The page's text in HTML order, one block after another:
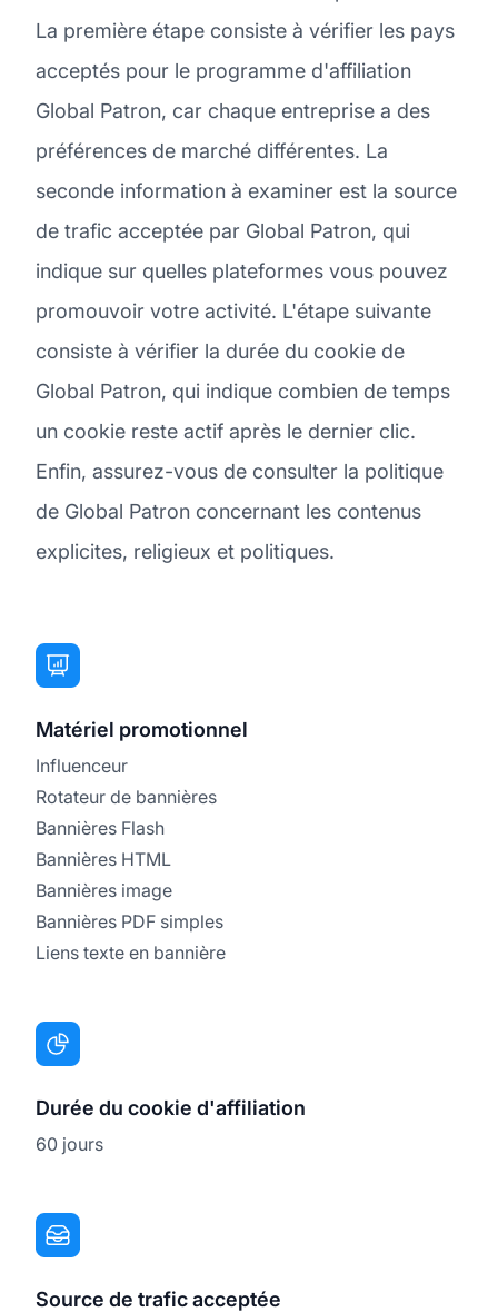
La première étape consiste à vérifier les pays
acceptés pour le programme d'affiliation
Global Patron, car chaque entreprise a des
préférences de marché différentes. La
seconde information à examiner est la source
de trafic acceptée par Global Patron, qui
indique sur quelles plateformes vous pouvez
promouvoir votre activité. L'étape suivante
consiste à vérifier la durée du cookie de
Global Patron, qui indique combien de temps
un cookie reste actif après le dernier clic.
Enfin, assurez-vous de consulter la politique
de Global Patron concernant les contenus
explicites, religieux et politiques.
Matériel promotionnel
Influenceur
Rotateur de bannières
Bannières Flash
Bannières HTML
Bannières image
Bannières PDF simples
Liens texte en bannière
Durée du cookie d'affiliation
60 jours
Source de trafic acceptée